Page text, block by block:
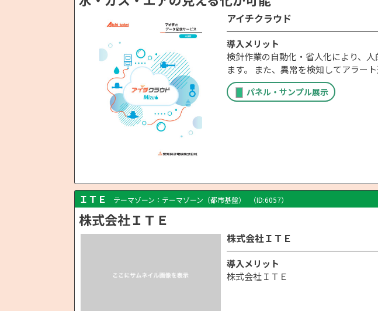
アイチクラウド
導入メリット
検針作業の自動化・省人化により、
ます。 また、異常を検知してアラー
パネル・サンプル展示
ＩＴＥ テーマゾーン：テーマゾーン（都市基盤） （ID:6057）
株式会社ＩＴＥ
株式会社ＩＴＥ
導入メリット
株式会社ＩＴＥ